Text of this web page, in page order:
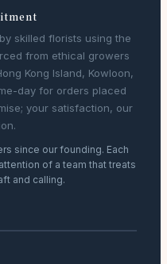
skilled florists using the
from ethical growers
Kong Island, Kowloon,
day for orders placed
your satisfaction, our
since our founding. Each
of a team that treats
and calling.